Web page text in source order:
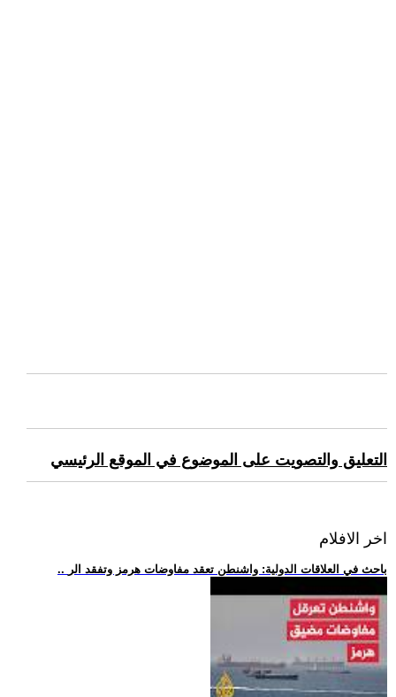
التعليق والتصويت على الموضوع في الموقع الرئيسي
اخر الافلام
.. باحث في العلاقات الدولية: واشنطن تعقد مفاوضات هرمز وتفقد الر